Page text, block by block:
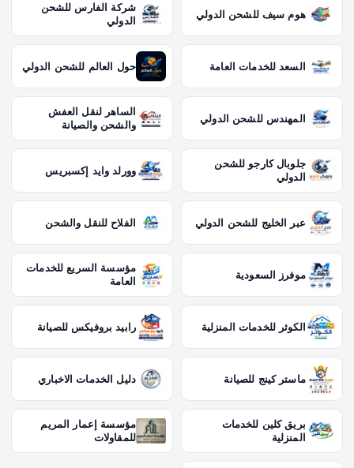
هوم سيف للشحن الدولي
شركة الفارس للشحن
الدولي
السعد للخدمات العامة حول العالم للشحن الدولي
المهندس للشحن الدولي
الساهر لنقل العفش
والشحن والصيانة
جلوبال كارجو للشحن
الدولي
وورلد وايد إكسبريس
عبر الخليج للشحن الدولي الفلاح للنقل والشحن
موفرز السعودية
مؤسسة السريع للخدمات
العامة
الكوثر للخدمات المنزلية رابيد بروفيكس للصيانة
ماستر كينج للصيانة دليل الخدمات الاخباري
بريق كلين للخدمات
المنزلية
مؤسسة إعمار المريم
للمقاولات